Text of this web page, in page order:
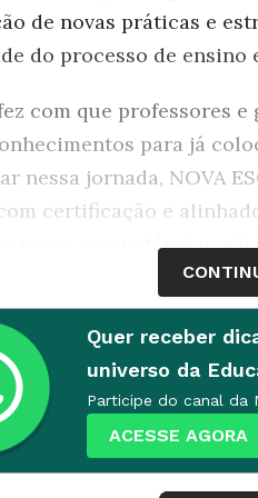
de novas práticas e
do processo de ensino
com que professores e
para já
nessa jornada, NOVA
certificação e
novas competências e
desses cursos, e você
MAIS SOBRE A BNCC
que é e como levá-la para
dúvidas sobre a Base
Confira este curso para
Quer receber
universo da
Participe do canal da
ACESSE AGORA